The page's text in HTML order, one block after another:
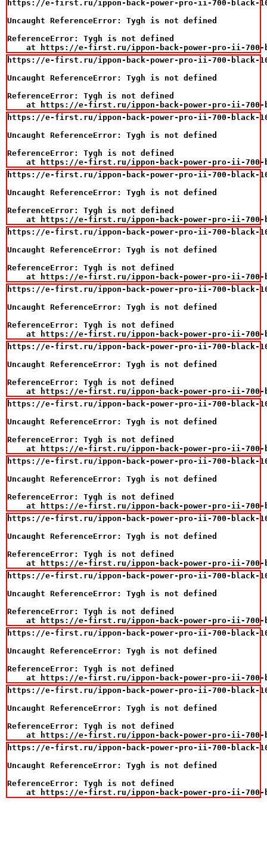
https://e-first.ru/ippon-back-power-pro-ii-700-black-
Uncaught ReferenceError: Tygh is not defined
ReferenceError: Tygh is not defined
at https://e-first.ru/ippon-back-power-pro-ii-
https://e-first.ru/ippon-back-power-pro-ii-700-black-
Uncaught ReferenceError: Tygh is not defined
ReferenceError: Tygh is not defined
at https://e-first.ru/ippon-back-power-pro-ii-
https://e-first.ru/ippon-back-power-pro-ii-700-black-
Uncaught ReferenceError: Tygh is not defined
ReferenceError: Tygh is not defined
at https://e-first.ru/ippon-back-power-pro-ii-
https://e-first.ru/ippon-back-power-pro-ii-700-black-
Uncaught ReferenceError: Tygh is not defined
ReferenceError: Tygh is not defined
at https://e-first.ru/ippon-back-power-pro-ii-
https://e-first.ru/ippon-back-power-pro-ii-700-black-
Uncaught ReferenceError: Tygh is not defined
ReferenceError: Tygh is not defined
at https://e-first.ru/ippon-back-power-pro-ii-
https://e-first.ru/ippon-back-power-pro-ii-700-black-
Uncaught ReferenceError: Tygh is not defined
ReferenceError: Tygh is not defined
at https://e-first.ru/ippon-back-power-pro-ii-
https://e-first.ru/ippon-back-power-pro-ii-700-black-
Uncaught ReferenceError: Tygh is not defined
ReferenceError: Tygh is not defined
at https://e-first.ru/ippon-back-power-pro-ii-
https://e-first.ru/ippon-back-power-pro-ii-700-black-
Uncaught ReferenceError: Tygh is not defined
ReferenceError: Tygh is not defined
at https://e-first.ru/ippon-back-power-pro-ii-
https://e-first.ru/ippon-back-power-pro-ii-700-black-
Uncaught ReferenceError: Tygh is not defined
ReferenceError: Tygh is not defined
at https://e-first.ru/ippon-back-power-pro-ii-
https://e-first.ru/ippon-back-power-pro-ii-700-black-
Uncaught ReferenceError: Tygh is not defined
ReferenceError: Tygh is not defined
at https://e-first.ru/ippon-back-power-pro-ii-
https://e-first.ru/ippon-back-power-pro-ii-700-black-
Uncaught ReferenceError: Tygh is not defined
ReferenceError: Tygh is not defined
at https://e-first.ru/ippon-back-power-pro-ii-
https://e-first.ru/ippon-back-power-pro-ii-700-black-
Uncaught ReferenceError: Tygh is not defined
ReferenceError: Tygh is not defined
at https://e-first.ru/ippon-back-power-pro-ii-
https://e-first.ru/ippon-back-power-pro-ii-700-black-
Uncaught ReferenceError: Tygh is not defined
ReferenceError: Tygh is not defined
at https://e-first.ru/ippon-back-power-pro-ii-
https://e-first.ru/ippon-back-power-pro-ii-700-black-
Uncaught ReferenceError: Tygh is not defined
ReferenceError: Tygh is not defined
at https://e-first.ru/ippon-back-power-pro-ii-